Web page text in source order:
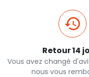
Retour 14
Vous avez changé
nous vous